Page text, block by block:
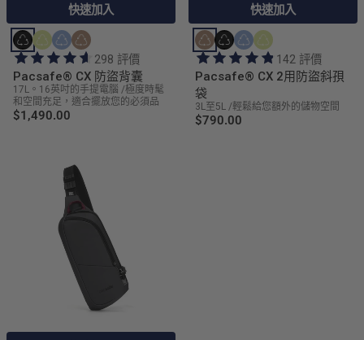
快速加入
298 評價
Pacsafe® CX 防盜背囊
17L。16英吋的手提電腦 /極度時髦
和空間充足，適合擺放您的必須品
$1,490.00
快速加入
142 評價
Pacsafe® CX 2用防盜斜孭
袋
3L至5L /輕鬆給您額外的儲物空間
$790.00